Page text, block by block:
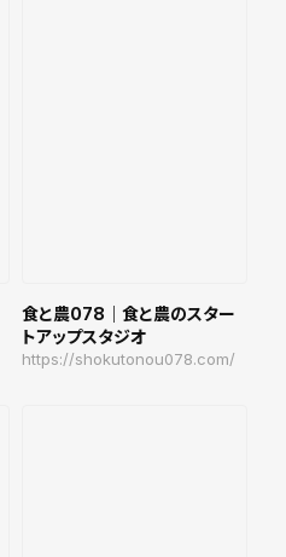
食と農078｜食と農のスター
トアップスタジオ
https://shokutonou078.com/